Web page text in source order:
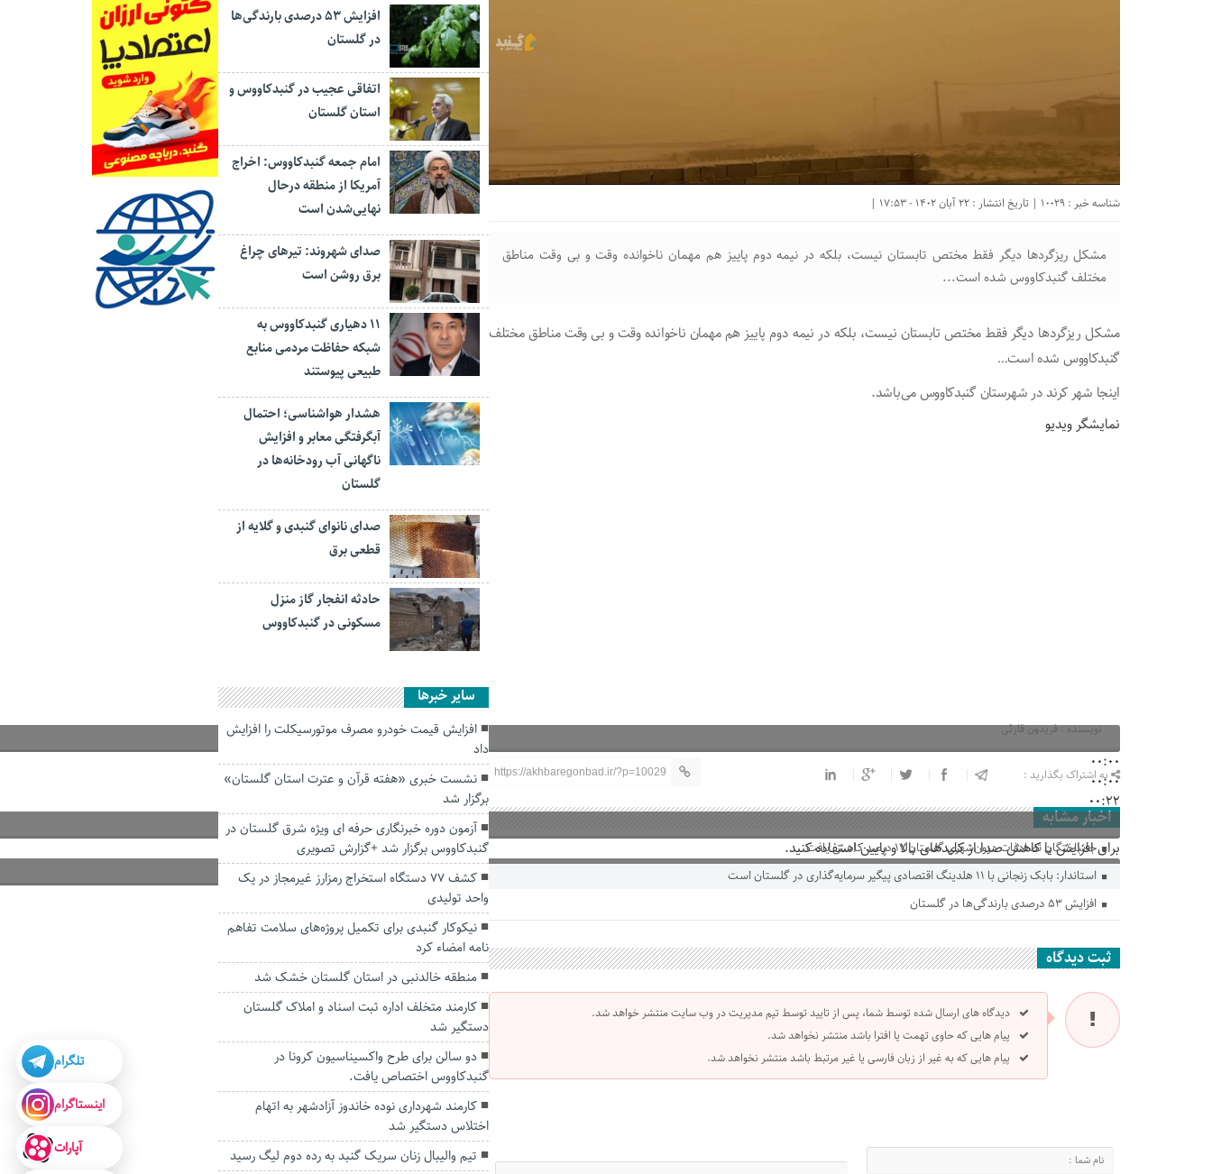
شناسه خبر : 10029 | تاریخ انتشار : 22 آبان 1402 - 17:53 |
مشکل ریزگردها دیگر فقط مختص تابستان نیست، بلکه در نیمه دوم پاییز هم‌ مهمان ناخوانده وقت و بی وقت مناطق‌
مختلف گنبدکاووس شده‌ است...
مشکل ریزگردها دیگر فقط مختص تابستان نیست، بلکه در نیمه دوم پاییز هم‌ مهمان ناخوانده وقت و بی وقت مناطق‌ مختلف
گنبدکاووس شده‌ است…
اینجا شهر کرند در‌ شهرستان گنبدکاووس می‌باشد.
نمایشگر ویدیو
00:00
00:00
00:22
برای افزایش یا کاهش صدا از کلیدهای بالا و پایین استفاده کنید.
نویسنده : فریدون قارئی
به اشتراک بگذارید : https://akhbaregonbad.ir/?p=10029
اخبار مشابه
جانباختگان تصادفات درون‌شهری گلستان ۱۷ درصد کاهش یافت
استاندار: بابک زنجانی با ۱۱ هلدینگ اقتصادی پیگیر سرمایه‌گذاری در گلستان است
افزایش ۵۳ درصدی بارندگی‌ها در گلستان
ثبت دیدگاه
دیدگاه های ارسال شده توسط شما، پس از تایید توسط تیم مدیریت در وب سایت منتشر خواهد شد.
پیام هایی که حاوی تهمت یا افترا باشد منتشر نخواهد شد.
پیام هایی که به غیر از زبان فارسی یا غیر مرتبط باشد منتشر نخواهد شد.
افزایش ۵۳ درصدی بارندگی‌ها
در گلستان
اتفاقی عجیب در‌ گنبدکاووس و
استان گلستان
امام جمعه گنبدکاووس: اخراج
آمریکا از منطقه درحال
نهایی‌شدن است
صدای شهروند: تیرهای چراغ
برق روشن است
۱۱ دهیاری گنبدکاووس به
شبکه حفاظت مردمی منابع
طبیعی پیوستند
هشدار هواشناسی؛ احتمال
آبگرفتگی معابر و افزایش
ناگهانی آب رودخانه‌ها در
گلستان
صدای نانوای گنبدی و گلایه از
قطعی برق
حادثه انفجار گاز منزل
مسکونی در گنبدکاووس
سایر خبرها
افزایش قیمت خودرو مصرف موتورسیکلت را افزایش
داد
نشست خبری «هفته قرآن و عترت استان گلستان»
برگزار شد
آزمون دوره خبرنگاری حرفه ای ویژه شرق گلستان در
گنبدکاووس برگزار شد +گزارش تصویری
کشف ۷۷ دستگاه استخراج رمز‌ارز غیرمجاز در یک
واحد تولیدی
نیکوکار گنبدی برای تکمیل پروژه‌های سلامت تفاهم
نامه امضاء کرد
منطقه خالدنبی در استان گلستان خشک شد
کارمند متخلف اداره ثبت اسناد و املاک گلستان
دستگیر شد
دو سالن برای طرح واکسیناسیون کرونا در
گنبدکاووس اختصاص یافت.
کارمند شهرداری نوده خاندوز آزادشهر به اتهام
اختلاس دستگیر شد
تیم والیبال زنان سریک گنبد به رده دوم لیگ رسید
تلگرام
اینستاگرام
آپارات